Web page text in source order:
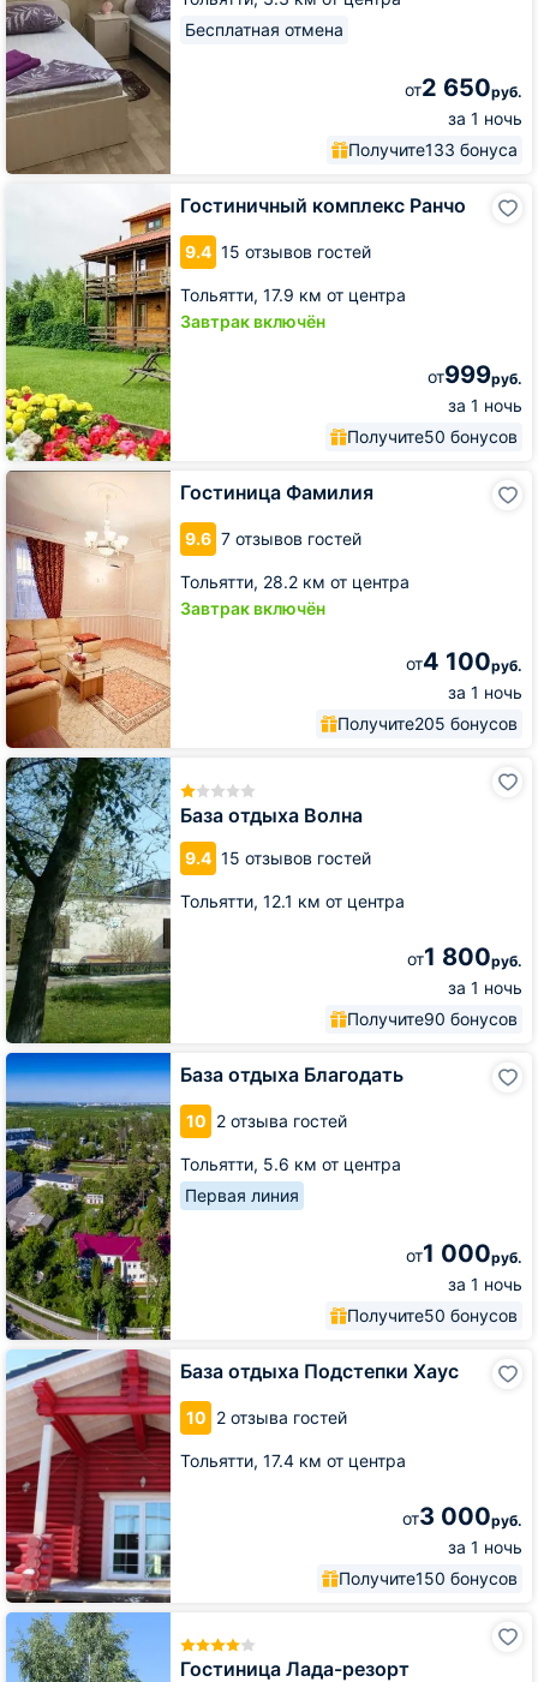
Бесплатная отмена
от2 650руб.
за 1 ночь
Получите133 бонуса
Гостиничный комплекс Ранчо
9.4 15 отзывов гостей
Тольятти, 17.9 км от центра
Завтрак включён
от999руб.
за 1 ночь
Получите50 бонусов
Гостиница Фамилия
9.6 7 отзывов гостей
Тольятти, 28.2 км от центра
Завтрак включён
от4 100руб.
за 1 ночь
Получите205 бонусов
Гостиница
База отдыха Волна
9.4 15 отзывов гостей
Тольятти, 12.1 км от центра
от1 800руб.
за 1 ночь
Получите90 бонусов
База
отдыха
Волна
База отдыха Благодать
10 2 отзыва гостей
Тольятти, 5.6 км от центра
Первая линия
от1 000руб.
за 1 ночь
Получите50 бонусов
База
отдыха
Благодать
База отдыха Подстепки Хаус
10 2 отзыва гостей
Тольятти, 17.4 км от центра
от3 000руб.
за 1 ночь
Получите150 бонусов
База
отдыха
Подстепки
Хаус
Гостиница Лада-резорт
Гостиница
Лада-
резорт